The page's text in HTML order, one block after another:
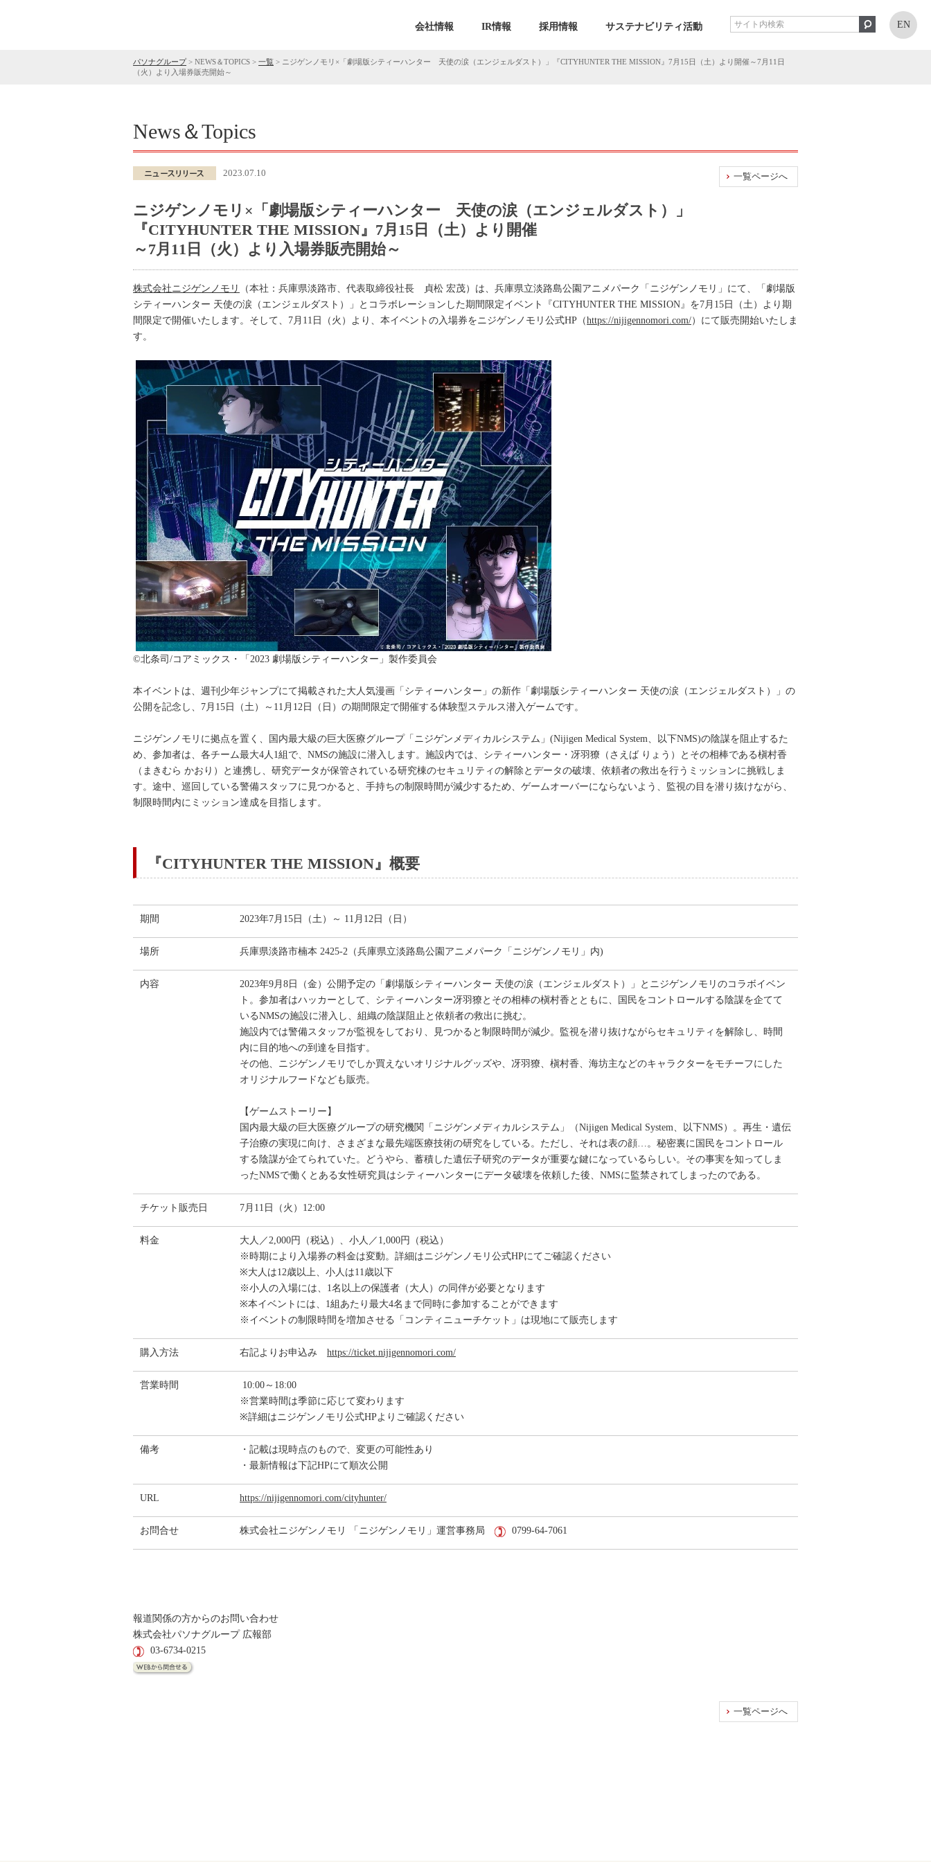
会社情報 IR情報 採用情報 サステナビリティ活動 EN
パソナグループ> NEWS＆TOPICS > 一覧 > ニジゲンノモリ×「劇場版シティーハンター 天使の涙（エンジェルダスト）」『CITYHUNTER THE MISSION』7月15日（土）より開催～7月11日
（火）より入場券販売開始～
News＆Topics
一覧ページへ
2023.07.10
ニジゲンノモリ×「劇場版シティーハンター 天使の涙（エンジェルダスト）」
『CITYHUNTER THE MISSION』7月15日（土）より開催
～7月11日（火）より入場券販売開始～
株式会社ニジゲンノモリ
（本社：兵庫県淡路市、代表取締役社長 貞松 宏茂）は、兵庫県立淡路島公園アニメパーク「ニジゲンノモリ」にて、「劇場版
シティーハンター 天使の涙（エンジェルダスト）」とコラボレーションした期間限定イベント『CITYHUNTER THE MISSION』を7月15日（土）より期
間限定で開催いたします。そして、7月11日（火）より、本イベントの入場券をニジゲンノモリ公式HP（https://nijigennomori.com/）にて販売開始いたしま
す。
©北条司/コアミックス・「2023 劇場版シティーハンター」製作委員会
本イベントは、週刊少年ジャンプにて掲載された大人気漫画「シティーハンター」の新作「劇場版シティーハンター 天使の涙（エンジェルダスト）」の
公開を記念し、7月15日（土）～11月12日（日）の期間限定で開催する体験型ステルス潜入ゲームです。
ニジゲンノモリに拠点を置く、国内最大級の巨大医療グループ「ニジゲンメディカルシステム」(Nijigen Medical System、以下NMS)の陰謀を阻止するた
め、参加者は、各チーム最大4人1組で、NMSの施設に潜入します。施設内では、シティーハンター・冴羽獠（さえば りょう）とその相棒である槇村香
（まきむら かおり）と連携し、研究データが保管されている研究棟のセキュリティの解除とデータの破壊、依頼者の救出を行うミッションに挑戦しま
す。途中、巡回している警備スタッフに見つかると、手持ちの制限時間が減少するため、ゲームオーバーにならないよう、監視の目を潜り抜けながら、
制限時間内にミッション達成を目指します。
『CITYHUNTER THE MISSION』概要
期間 2023年7月15日（土）～ 11月12日（日）
場所 兵庫県淡路市楠本 2425-2（兵庫県立淡路島公園アニメパーク「ニジゲンノモリ」内)
内容
2023年9月8日（金）公開予定の「劇場版シティーハンター 天使の涙（エンジェルダスト）」とニジゲンノモリのコラボイベン
ト。参加者はハッカーとして、シティーハンター冴羽獠とその相棒の槇村香とともに、国民をコントロールする陰謀を企てて
いるNMSの施設に潜入し、組織の陰謀阻止と依頼者の救出に挑む。
施設内では警備スタッフが監視をしており、見つかると制限時間が減少。監視を潜り抜けながらセキュリティを解除し、時間
内に目的地への到達を目指す。
その他、ニジゲンノモリでしか買えないオリジナルグッズや、冴羽獠、槇村香、海坊主などのキャラクターをモチーフにした
オリジナルフードなども販売。
【ゲームストーリー】
国内最大級の巨大医療グループの研究機関「ニジゲンメディカルシステム」（Nijigen Medical System、以下NMS）。再生・遺伝
子治療の実現に向け、さまざまな最先端医療技術の研究をしている。ただし、それは表の顔…。秘密裏に国民をコントロール
する陰謀が企てられていた。どうやら、蓄積した遺伝子研究のデータが重要な鍵になっているらしい。その事実を知ってしま
ったNMSで働くとある女性研究員はシティーハンターにデータ破壊を依頼した後、NMSに監禁されてしまったのである。
チケット販売日 7月11日（火）12:00
料金
大人／2,000円（税込）、小人／1,000円（税込）
※時期により入場券の料金は変動。詳細はニジゲンノモリ公式HPにてご確認ください
※大人は12歳以上、小人は11歳以下
※小人の入場には、1名以上の保護者（大人）の同伴が必要となります
※本イベントには、1組あたり最大4名まで同時に参加することができます
※イベントの制限時間を増加させる「コンティニューチケット」は現地にて販売します
購入方法 右記よりお申込み https://ticket.nijigennomori.com/
営業時間
10:00～18:00
※営業時間は季節に応じて変わります
※詳細はニジゲンノモリ公式HPよりご確認ください
備考
・記載は現時点のもので、変更の可能性あり
・最新情報は下記HPにて順次公開
URL https://nijigennomori.com/cityhunter/
お問合せ 株式会社ニジゲンノモリ 「ニジゲンノモリ」運営事務局 0799-64-7061
報道関係の方からのお問い合わせ
株式会社パソナグループ 広報部
03-6734-0215
一覧ページへ